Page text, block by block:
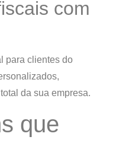
com
para clientes do
,
da sua empresa.
que